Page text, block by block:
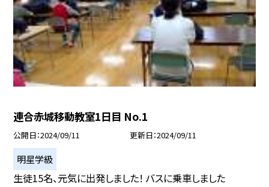
連合赤城移動教室1日目 No.1
公開日 2024/09/11 更新日 2024/09/11
明星学級
生徒15名、元気に出発しました！ バスに乗車しました